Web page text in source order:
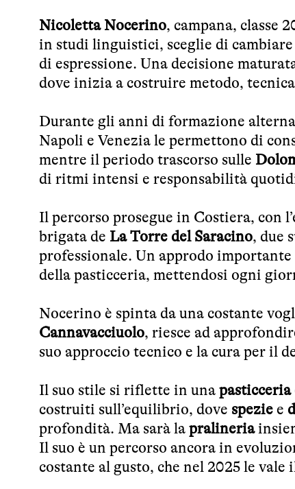
Nicoletta Nocerino, campana, classe
in studi linguistici, sceglie di
di espressione. Una decisione
dove inizia a costruire metodo,
Durante gli anni di formazione
Napoli e Venezia le permettono di
mentre il periodo trascorso sulle
di ritmi intensi e responsabilità
Il percorso prosegue in Costiera, con
brigata de La Torre del Saracino, due
professionale. Un approdo
della pasticceria, mettendosi ogni
Nocerino è spinta da una costante
Cannavacciuolo, riesce ad
suo approccio tecnico e la cura per il
Il suo stile si riflette in una pasticceria
costruiti sull’equilibrio, dove spezie e
profondità. Ma sarà la pralineria
Il suo è un percorso ancora in
costante al gusto, che nel 2025 le